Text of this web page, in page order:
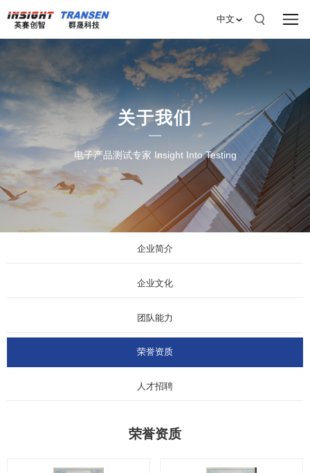
中文
关于我们
电子产品测试专家 Insight Into Testing
企业简介
企业文化
团队能力
荣誉资质
人才招聘
荣誉资质